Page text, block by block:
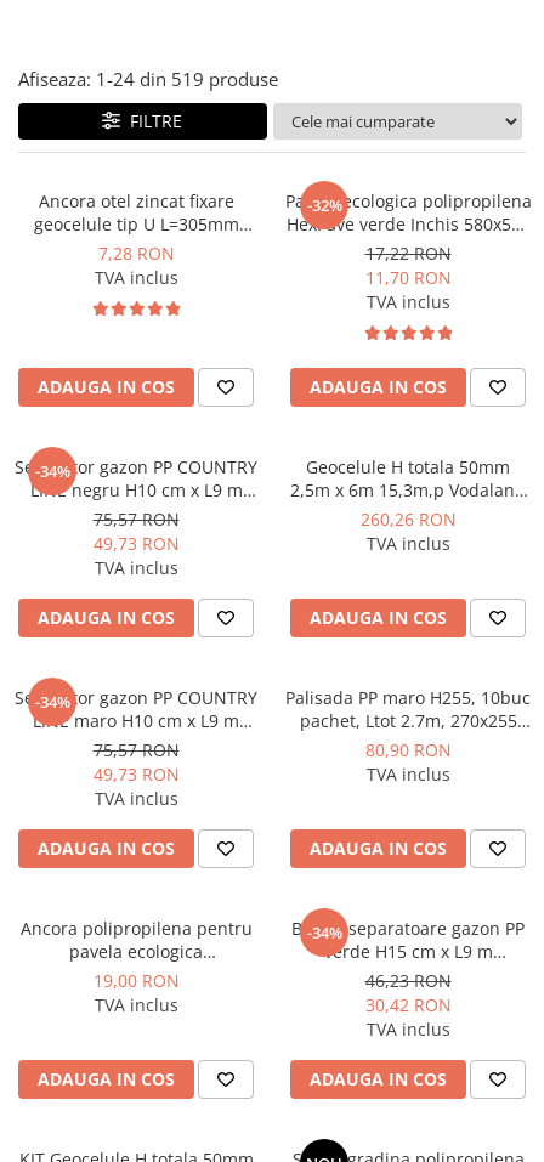
Afiseaza: 1-24 din 519 produse
FILTRE
Ancora otel zincat fixare
geocelule tip U L=305mm
Vodaland gama Terra
7,28 RON
TVA inclus
ADAUGA IN COS
-32%
Pavela ecologica polipropilena
HexPave verde Inchis 580x510
mm Vodaland gama Terra
17,22 RON
11,70 RON
TVA inclus
ADAUGA IN COS
-34%
Separator gazon PP COUNTRY
LINE negru H10 cm x L9 m
Vodaland gama Terra
75,57 RON
49,73 RON
TVA inclus
ADAUGA IN COS
Geocelule H totala 50mm
2,5m x 6m 15,3m,p Vodaland
gama Terra
260,26 RON
TVA inclus
ADAUGA IN COS
-34%
Separator gazon PP COUNTRY
LINE maro H10 cm x L9 m
Vodaland gama Terra
75,57 RON
49,73 RON
TVA inclus
ADAUGA IN COS
Palisada PP maro H255, 10buc
pachet, Ltot 2.7m, 270x255
Vodaland gama Terra
80,90 RON
TVA inclus
ADAUGA IN COS
Ancora polipropilena pentru
pavela ecologica
Hexpave/Bordura NewFixLight
Negru 203x16x17 (1pachet =
19,00 RON
TVA inclus
ADAUGA IN COS
-34%
Banda separatoare gazon PP
verde H15 cm x L9 m
Vodaland gama Terra
46,23 RON
30,42 RON
TVA inclus
ADAUGA IN COS